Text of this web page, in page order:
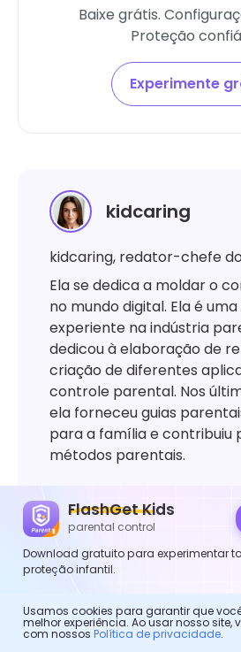
Baixe grátis.
Proteção
Experimente
kidcaring
kidcaring, redator-chefe
Ela se dedica a moldar o
no mundo digital. Ela é
experiente na indústria
dedicou à elaboração de
criação de diferentes
controle parental. Nos
ela forneceu guias
para a família e contribuiu
métodos parentais.
Controle dos pais
FlashGet Kids
parental control
Download gratuito para experimentar
proteção infantil.
Usamos cookies para garantir que
melhor experiência. Ao usar nosso site,
com nossos Política de privacidade.